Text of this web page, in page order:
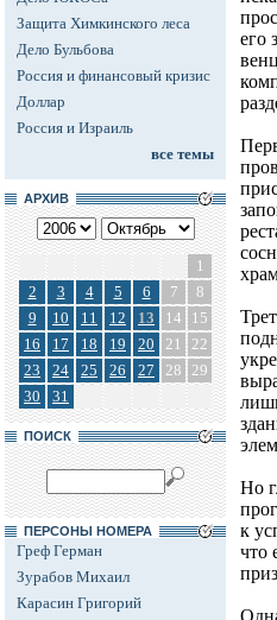
Защита Химкинского леса
Дело Бульбова
Россия и финансовый кризис
Доллар
Россия и Израиль
все темы
АРХИВ
1
2
3 4 5 6 7
8
9
10 11 12 13 14
15
16
17 18 19 20 21
22
23
24 25 26 27 28 29
30
31
ПОИСК
ПЕРСОНЫ НОМЕРА
Греф Герман
Зурабов Михаил
Карасин Григорий
его
Но
к
что